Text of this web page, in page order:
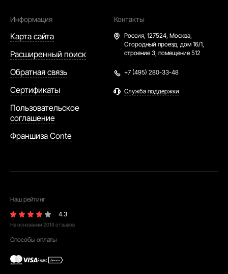
Информация
Карта сайта
Расширенный поиск
Обратная связь
Сертификаты
Пользовательское
соглашение
Франшиза Conte
Контакты
Россия, 127524, Москва,
Огородный проезд, дом 16/1,
строение 3, помещение 512
+7 (495) 280-33-48
Служба поддержки
Наш рейтинг
4.3
На основании 2018 отзывов
Способы оплаты